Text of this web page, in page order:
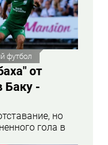
футбол
от
Баку -
но
гола в